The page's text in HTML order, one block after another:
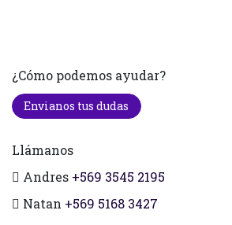
¿Cómo podemos ayudar?
Envianos tus dudas
Llámanos
Andres +569 3545 2195
Natan +569 5168 3427